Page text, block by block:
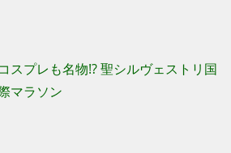
コスプレも名物!? 聖シルヴェストリ国
マラソン